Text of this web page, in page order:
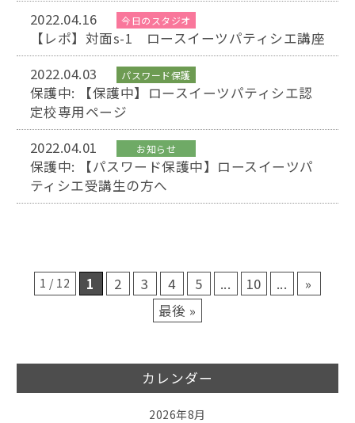
2022.04.16
今日のスタジオ
【レポ】対面s-1 ロースイーツパティシエ講座
2022.04.03
パスワード保護
保護中: 【保護中】ロースイーツパティシエ認
定校専用ページ
2022.04.01
お知らせ
保護中: 【パスワード保護中】ロースイーツパ
ティシエ受講生の方へ
1 / 12 1 2 3 4 5 ... 10 ...
»
最後 »
カレンダー
2026年8月